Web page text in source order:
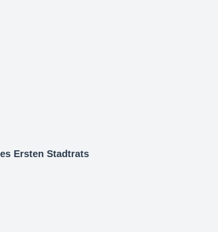
Ersten Stadtrats